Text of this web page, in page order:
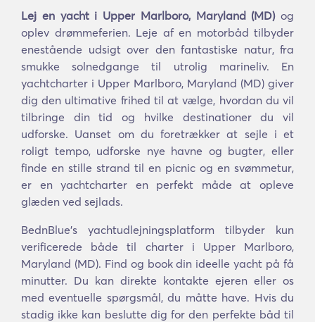
Lej en yacht i Upper Marlboro, Maryland (MD)og
oplev drømmeferien. Leje af en motorbåd tilbyder
enestående udsigt over den fantastiske natur, fra
smukke solnedgange til utrolig marineliv. En
yachtcharter i Upper Marlboro, Maryland (MD) giver
dig den ultimative frihed til at vælge, hvordan du vil
tilbringe din tid og hvilke destinationer du vil
udforske. Uanset om du foretrækker at sejle i et
roligt tempo, udforske nye havne og bugter, eller
finde en stille strand til en picnic og en svømmetur,
er en yachtcharter en perfekt måde at opleve
glæden ved sejlads.
BednBlue's yachtudlejningsplatform tilbyder kun
verificerede både til charter i Upper Marlboro,
Maryland (MD). Find og book din ideelle yacht på få
minutter. Du kan direkte kontakte ejeren eller os
med eventuelle spørgsmål, du måtte have. Hvis du
stadig ikke kan beslutte dig for den perfekte båd til